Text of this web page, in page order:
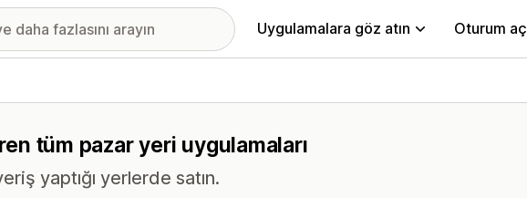
Uygulamalara göz atın Oturum aç
tüm pazar yeri uygulamaları
yaptığı yerlerde satın.